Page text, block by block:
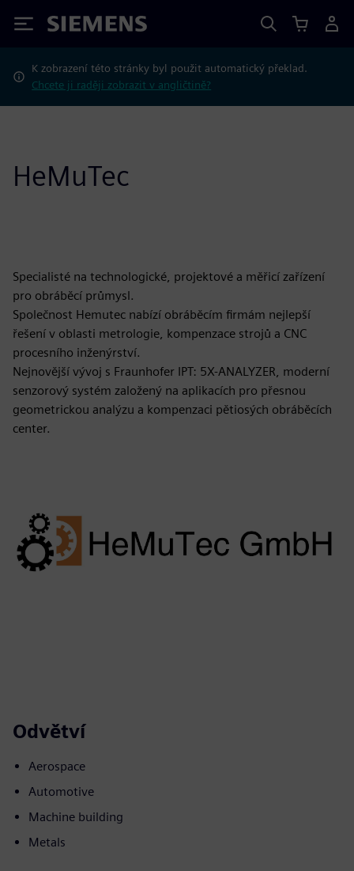
Siemens
K zobrazení této stránky byl použit automatický překlad.
Chcete ji raději zobrazit v angličtině?
HeMuTec
Specialisté na technologické, projektové a měřicí zařízení
pro obráběcí průmysl.
Společnost Hemutec nabízí obráběcím firmám nejlepší
řešení v oblasti metrologie, kompenzace strojů a CNC
procesního inženýrství.
Nejnovější vývoj s Fraunhofer IPT: 5X-ANALYZER, moderní
senzorový systém založený na aplikacích pro přesnou
geometrickou analýzu a kompenzaci pětiosých obráběcích
center.
Odvětví
Aerospace
Automotive
Machine building
Metals